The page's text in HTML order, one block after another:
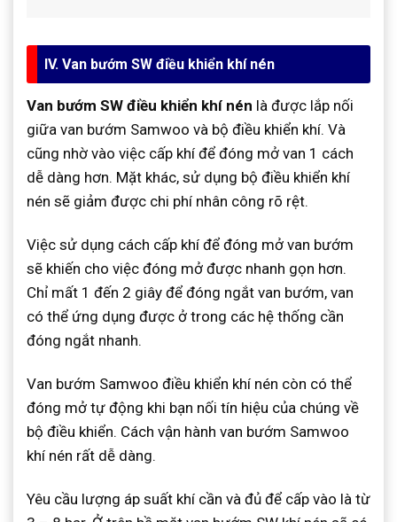
IV. Van bướm SW điều khiển khí nén
Van bướm SW điều khiển khí nén là được lắp nối
giữa van bướm Samwoo và bộ điều khiển khí. Và
cũng nhờ vào việc cấp khí để đóng mở van 1 cách
dễ dàng hơn. Mặt khác, sử dụng bộ điều khiển khí
nén sẽ giảm được chi phí nhân công rõ rệt.
Việc sử dụng cách cấp khí để đóng mở van bướm
sẽ khiến cho việc đóng mở được nhanh gọn hơn.
Chỉ mất 1 đến 2 giây để đóng ngắt van bướm, van
có thể ứng dụng được ở trong các hệ thống cần
đóng ngắt nhanh.
Van bướm Samwoo điều khiển khí nén còn có thể
đóng mở tự động khi bạn nối tín hiệu của chúng về
bộ điều khiển. Cách vận hành van bướm Samwoo
khí nén rất dễ dàng.
Yêu cầu lượng áp suất khí cần và đủ để cấp vào là từ